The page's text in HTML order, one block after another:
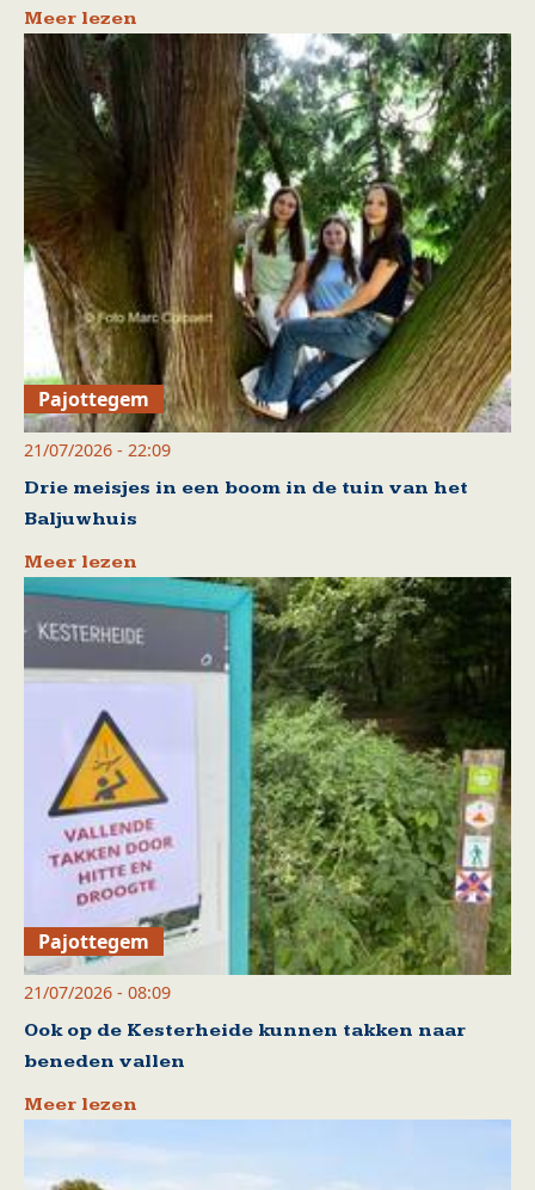
Meer lezen
Pajottegem
21/07/2026 - 22:09
Drie meisjes in een boom in de tuin van het
Baljuwhuis
Meer lezen
Pajottegem
21/07/2026 - 08:09
Ook op de Kesterheide kunnen takken naar
beneden vallen
Meer lezen